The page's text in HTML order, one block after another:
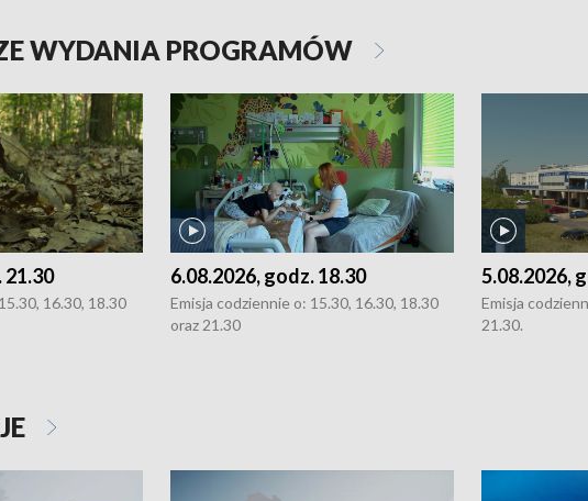
WYDANIA PROGRAMÓW
21.30
16.30, 18.30
6.08.2026, godz. 18.30
Emisja codziennie o: 15.30, 16.30, 18.30
oraz 21.30
5.08.2026,
Emisja
21.30.